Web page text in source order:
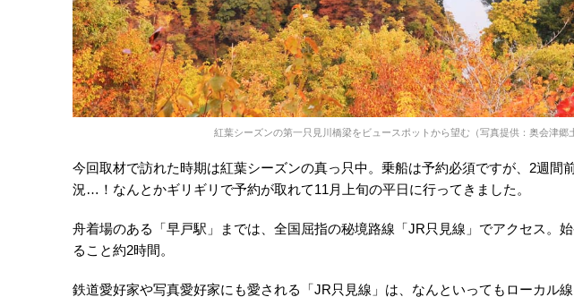
紅葉シーズンの第一只見川橋梁をビュースポットから望む（写真提供：奥会津郷
今回取材で訪れた時期は紅葉シーズンの真っ只中。乗船は予約必須ですが、2週間
況…！なんとかギリギリで予約が取れて11月上旬の平日に行ってきました。
舟着場のある「早戸駅」までは、全国屈指の秘境路線「JR只見線」でアクセス。
ること約2時間。
鉄道愛好家や写真愛好家にも愛される「JR只見線」は、なんといってもローカル